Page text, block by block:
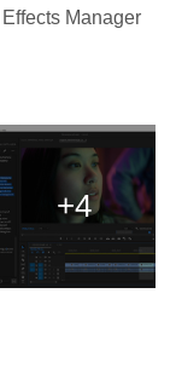
Manager
+4